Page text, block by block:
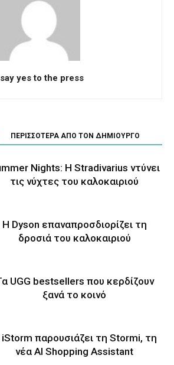
say yes to the press
ΠΕΡΙΣΣΟΤΕΡΑ ΑΠΟ ΤΟΝ ΔΗΜΙΟΥΡΓΟ
Nights: Η Stradivarius ντύνει
τις νύχτες του καλοκαιριού
Η Dyson επαναπροσδιορίζει τη
δροσιά του καλοκαιριού
UGG bestsellers που κερδίζουν
ξανά το κοινό
παρουσιάζει τη Stormi, τη
νέα AI Shopping Assistant